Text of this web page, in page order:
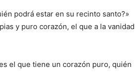
podrá estar en su recinto santo?»
y puro corazón, el que a la vanidad
el que tiene un corazón puro, quién